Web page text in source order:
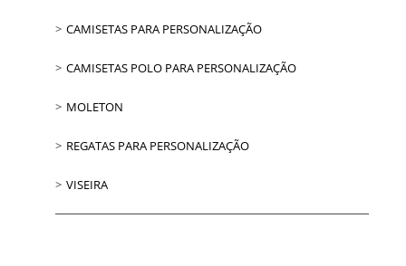
CAMISETAS PARA PERSONALIZAÇÃO
CAMISETAS POLO PARA PERSONALIZAÇÃO
MOLETON
REGATAS PARA PERSONALIZAÇÃO
VISEIRA